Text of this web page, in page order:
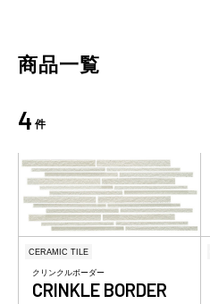
商品一覧
4 件
CERAMIC TILE
クリンクルボーダー
CRINKLE BORDER